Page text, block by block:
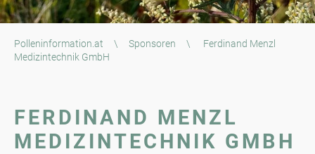
Polleninformation.at \ Sponsoren \
Ferdinand Menzl
Medizintechnik GmbH
FERDINAND MENZL
MEDIZINTECHNIK GMBH